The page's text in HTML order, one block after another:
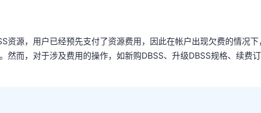
，2核4G只要1.8折起！
然而，对于涉及费用的操作，如新购DBSS、升级DBSS规格、续费
资源，用户已经预先支付了资源费用，因此在帐户出现欠费的情况
然而，对于涉及费用的操作，如新购DBSS、升级DBSS规格、续费